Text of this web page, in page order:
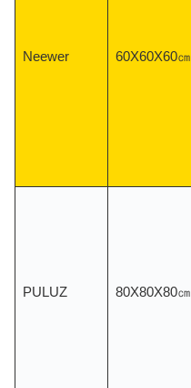
Neewer 60X60X60㎝
PULUZ 80X80X80㎝